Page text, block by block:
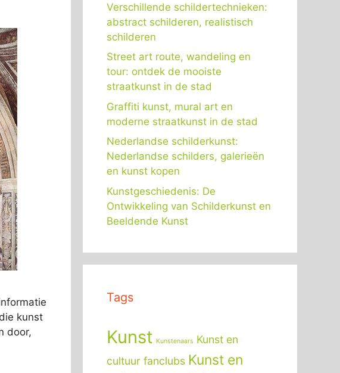
kunst
door,
Verschillende schildertechnieken:
abstract schilderen, realistisch
schilderen
Street art route, wandeling en
tour: ontdek de mooiste
straatkunst in de stad
Graffiti kunst, mural art en
moderne straatkunst in de stad
Nederlandse schilderkunst:
Nederlandse schilders, galerieën
en kunst kopen
Kunstgeschiedenis: De
Ontwikkeling van Schilderkunst en
Beeldende Kunst
Tags
Kunst Kunstenaars Kunst en
cultuur fanclubs Kunst en